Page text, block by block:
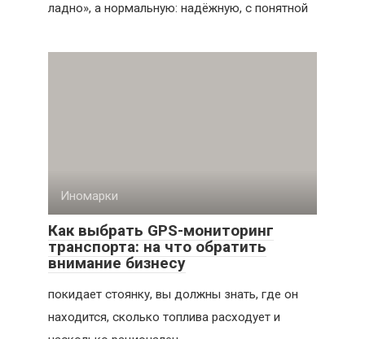
ладно», а нормальную: надёжную, с понятной
Иномарки
Как выбрать GPS-мониторинг
транспорта: на что обратить
внимание бизнесу
покидает стоянку, вы должны знать, где он
находится, сколько топлива расходует и